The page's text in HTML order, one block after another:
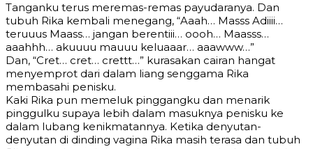
Tanganku terus meremas-remas payudaranya. Dan
tubuh Rika kembali menegang, “Aaah… Masss Adiiii…
teruuus Maass… jangan berentiii… oooh… Maasss…
aaahhh… akuuuu mauuu keluaaar… aaawww…”
Dan, “Cret… cret… crettt…” kurasakan cairan hangat
menyemprot dari dalam liang senggama Rika
membasahi penisku.
Kaki Rika pun memeluk pinggangku dan menarik
pinggulku supaya lebih dalam masuknya penisku ke
dalam lubang kenikmatannya. Ketika denyutan-
denyutan di dinding vagina Rika masih terasa dan tubuh